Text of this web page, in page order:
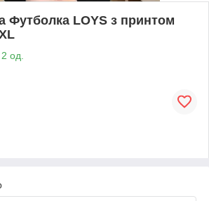
Футболка LOYS з принтом
од.